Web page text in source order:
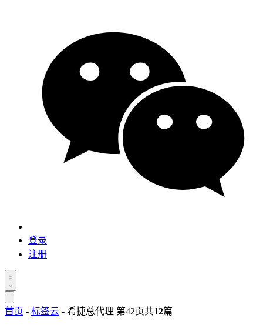
登录
注册
首页 - 标签云 - 希捷总代理 第42页共12篇